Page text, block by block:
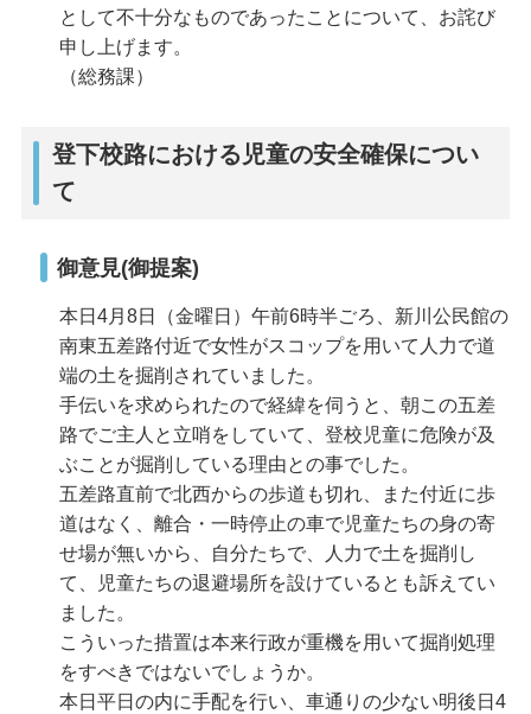
として不十分なものであったことについて、お詫び
申し上げます。
（総務課）
登下校路における児童の安全確保につい
て
御意見(御提案)
本日4月8日（金曜日）午前6時半ごろ、新川公民館の
南東五差路付近で女性がスコップを用いて人力で道
端の土を掘削されていました。
手伝いを求められたので経緯を伺うと、朝この五差
路でご主人と立哨をしていて、登校児童に危険が及
ぶことが掘削している理由との事でした。
五差路直前で北西からの歩道も切れ、また付近に歩
道はなく、離合・一時停止の車で児童たちの身の寄
せ場が無いから、自分たちで、人力で土を掘削し
て、児童たちの退避場所を設けているとも訴えてい
ました。
こういった措置は本来行政が重機を用いて掘削処理
をすべきではないでしょうか。
本日平日の内に手配を行い、車通りの少ない明後日4